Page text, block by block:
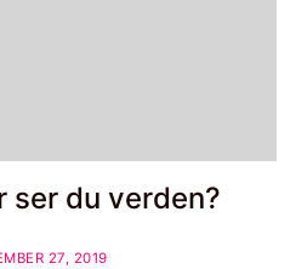
ser du verden?
27, 2019